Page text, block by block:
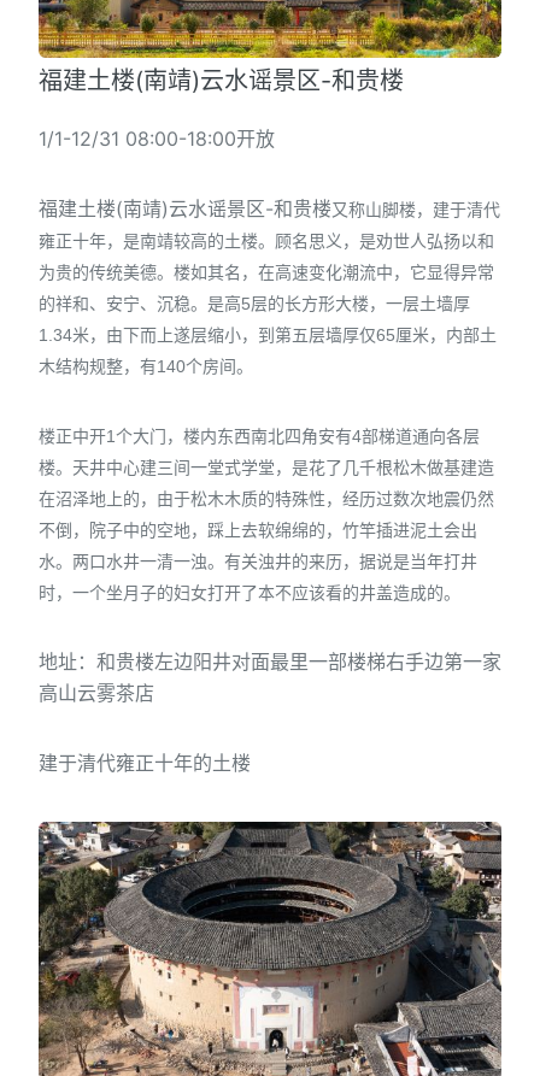
福建土楼(南靖)云水谣景区-和贵楼
1/1-12/31 08:00-18:00开放
福建土楼(南靖)云水谣景区-和贵楼又称山脚楼，建于清代
雍正十年，是南靖较高的土楼。顾名思义，是劝世人弘扬以和
为贵的传统美德。楼如其名，在高速变化潮流中，它显得异常
的祥和、安宁、沉稳。是高5层的长方形大楼，一层土墙厚
1.34米，由下而上遂层缩小，到第五层墙厚仅65厘米，内部土
木结构规整，有140个房间。
楼正中开1个大门，楼内东西南北四角安有4部梯道通向各层
楼。天井中心建三间一堂式学堂，是花了几千根松木做基建造
在沼泽地上的，由于松木木质的特殊性，经历过数次地震仍然
不倒，院子中的空地，踩上去软绵绵的，竹竿插进泥土会出
水。两口水井一清一浊。有关浊井的来历，据说是当年打井
时，一个坐月子的妇女打开了本不应该看的井盖造成的。
地址：和贵楼左边阳井对面最里一部楼梯右手边第一家
高山云雾茶店
建于清代雍正十年的土楼